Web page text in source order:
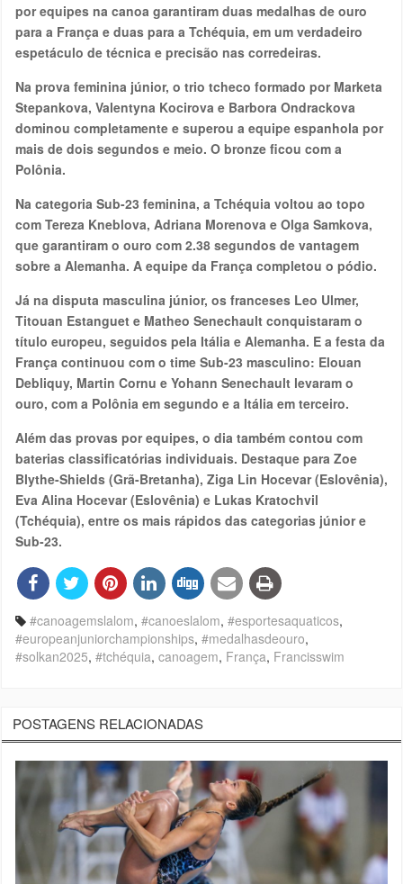
DO
EUROPEU
DE
CANOAGEM
SLALOM
por equipes na canoa garantiram duas medalhas de ouro
para a França e duas para a Tchéquia, em um verdadeiro
espetáculo de técnica e precisão nas corredeiras.
Na prova feminina júnior, o trio tcheco formado por Marketa
Stepankova, Valentyna Kocirova e Barbora Ondrackova
dominou completamente e superou a equipe espanhola por
mais de dois segundos e meio. O bronze ficou com a
Polônia.
Na categoria Sub-23 feminina, a Tchéquia voltou ao topo
com Tereza Kneblova, Adriana Morenova e Olga Samkova,
que garantiram o ouro com 2.38 segundos de vantagem
sobre a Alemanha. A equipe da França completou o pódio.
Já na disputa masculina júnior, os franceses Leo Ulmer,
Titouan Estanguet e Matheo Senechault conquistaram o
título europeu, seguidos pela Itália e Alemanha. E a festa da
França continuou com o time Sub-23 masculino: Elouan
Debliquy, Martin Cornu e Yohann Senechault levaram o
ouro, com a Polônia em segundo e a Itália em terceiro.
Além das provas por equipes, o dia também contou com
baterias classificatórias individuais. Destaque para Zoe
Blythe-Shields (Grã-Bretanha), Ziga Lin Hocevar (Eslovênia),
Eva Alina Hocevar (Eslovênia) e Lukas Kratochvil
(Tchéquia), entre os mais rápidos das categorias júnior e
Sub-23.
#canoagemslalom, #canoeslalom, #esportesaquaticos,
#europeanjuniorchampionships, #medalhasdeouro,
#solkan2025, #tchéquia, canoagem, França, Francisswim
POSTAGENS RELACIONADAS